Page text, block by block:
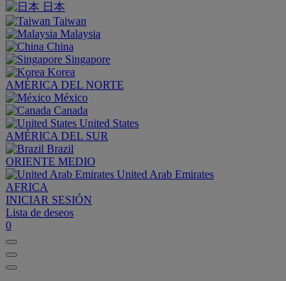
日本
Taiwan
Malaysia
China
Singapore
Korea
AMÉRICA DEL NORTE
México
Canada
United States
AMÉRICA DEL SUR
Brazil
ORIENTE MEDIO
United Arab Emirates
AFRICA
INICIAR SESIÓN
Lista de deseos
0